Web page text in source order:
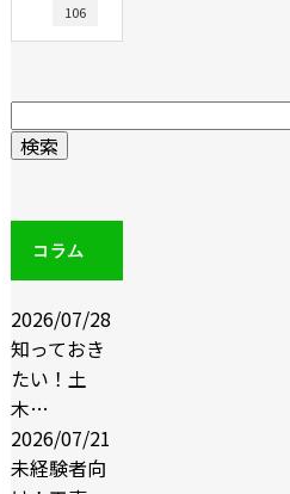
106
コラム
2026/07/28
知っておき
たい！土
木…
2026/07/21
未経験者向